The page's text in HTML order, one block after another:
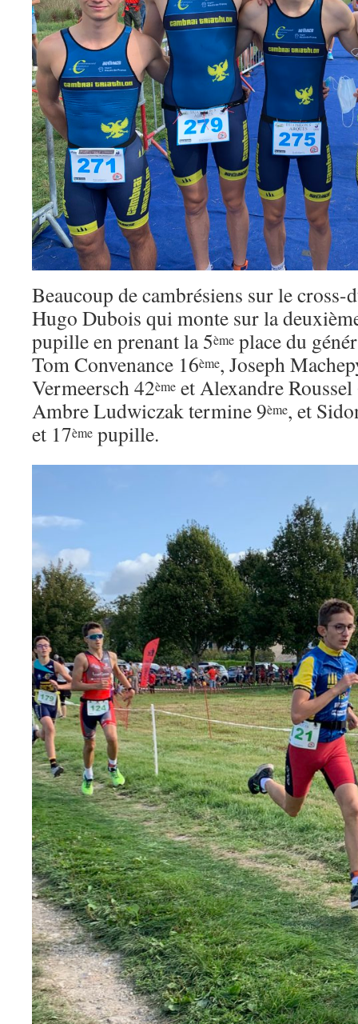
Beaucoup de cambrésiens sur le cross-
Hugo Dubois qui monte sur la
pupille en prenant la 5ème place du
Tom Convenance 16ème, Joseph
Vermeersch 42ème et Alexandre
Ambre Ludwiczak termine 9ème, et
et 17ème pupille.